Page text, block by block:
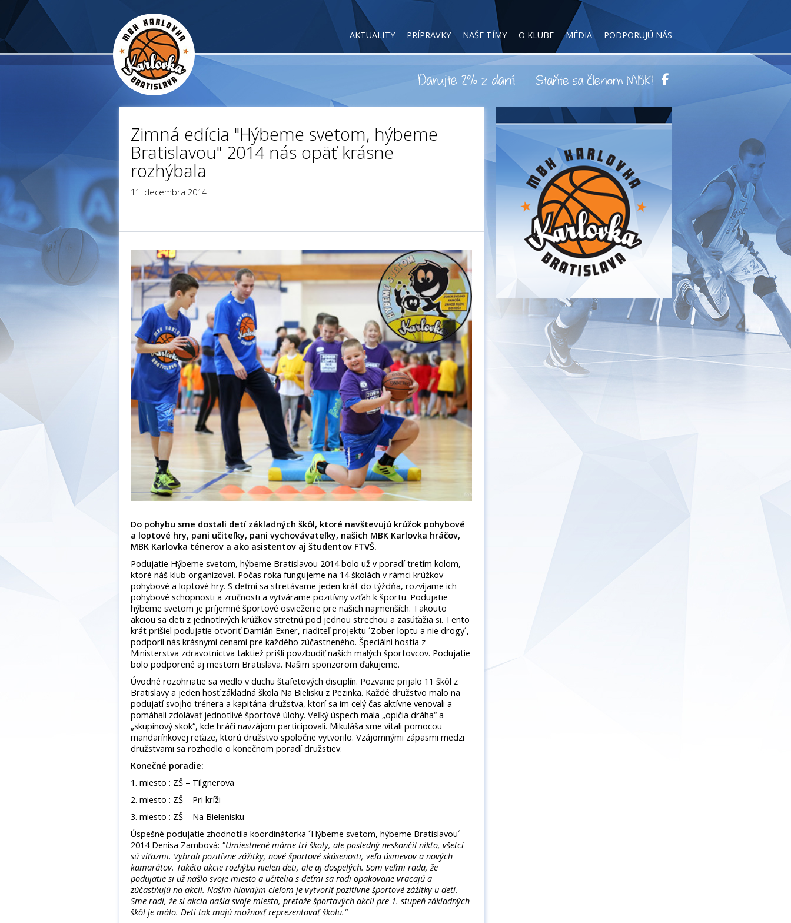
AKTUALITY PRÍPRAVKY NAŠE TÍMY O KLUBE MÉDIA PODPORUJÚ NÁS
Zimná edícia "Hýbeme svetom, hýbeme
Bratislavou" 2014 nás opäť krásne
rozhýbala
11. decembra 2014
Do pohybu sme dostali detí základných škôl, ktoré navštevujú krúžok pohybové
a loptové hry, pani učiteľky, pani vychovávateľky, našich MBK Karlovka hráčov,
MBK Karlovka ténerov a ako asistentov aj študentov FTVŠ.
Podujatie Hýbeme svetom, hýbeme Bratislavou 2014 bolo už v poradí tretím kolom,
ktoré náš klub organizoval. Počas roka fungujeme na 14 školách v rámci krúžkov
pohybové a loptové hry. S deťmi sa stretávame jeden krát do týždňa, rozvíjame ich
pohybové schopnosti a zručnosti a vytvárame pozitívny vzťah k športu. Podujatie
hýbeme svetom je príjemné športové osvieženie pre našich najmenších. Takouto
akciou sa deti z jednotlivých krúžkov stretnú pod jednou strechou a zasúťažia si. Tento
krát prišiel podujatie otvoriť Damián Exner, riaditeľ projektu ´Zober loptu a nie drogy´,
podporil nás krásnymi cenami pre každého zúčastneného. Špeciálni hostia z
Ministerstva zdravotníctva taktiež prišli povzbudiť našich malých športovcov. Podujatie
bolo podporené aj mestom Bratislava. Našim sponzorom ďakujeme.
Úvodné rozohriatie sa viedlo v duchu štafetových disciplín. Pozvanie prijalo 11 škôl z
Bratislavy a jeden hosť základná škola Na Bielisku z Pezinka. Každé družstvo malo na
podujatí svojho trénera a kapitána družstva, ktorí sa im celý čas aktívne venovali a
pomáhali zdolávať jednotlivé športové úlohy. Veľký úspech mala „opičia dráha“ a
„skupinový skok“, kde hráči navzájom participovali. Mikuláša sme vítali pomocou
mandarínkovej reťaze, ktorú družstvo spoločne vytvorilo. Vzájomnými zápasmi medzi
družstvami sa rozhodlo o konečnom poradí družstiev.
Konečné poradie:
1. miesto : ZŠ – Tilgnerova
2. miesto : ZŠ – Pri kríži
3. miesto : ZŠ – Na Bielenisku
Úspešné podujatie zhodnotila koordinátorka ´Hýbeme svetom, hýbeme Bratislavou´
2014 Denisa Zambová: "Umiestnené máme tri školy, ale posledný neskončil nikto, všetci
sú víťazmi. Vyhrali pozitívne zážitky, nové športové skúsenosti, veľa úsmevov a nových
kamarátov. Takéto akcie rozhýbu nielen deti, ale aj dospelých. Som veľmi rada, že
podujatie si už našlo svoje miesto a učitelia s deťmi sa radi opakovane vracajú a
zúčastňujú na akcii. Našim hlavným cieľom je vytvoriť pozitívne športové zážitky u detí.
Sme radi, že si akcia našla svoje miesto, pretože športových akcií pre 1. stupeň základných
škôl je málo. Deti tak majú možnosť reprezentovať školu.“